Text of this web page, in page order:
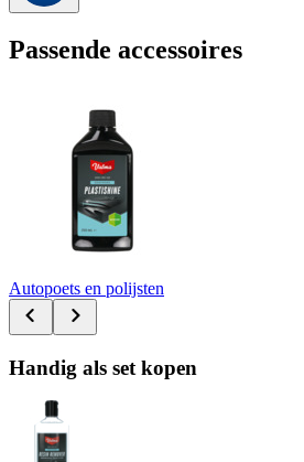
Passende accessoires
Autopoets en polijsten
Handig als set kopen